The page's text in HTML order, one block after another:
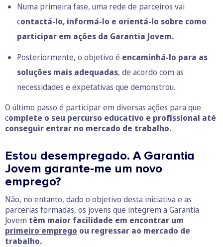
Numa primeira fase, uma rede de parceiros vai
contactá-lo, informá-lo e orientá-lo sobre como
participar em ações da Garantia Jovem.
Posteriormente, o objetivo é encaminhá-lo para as
soluções mais adequadas, de acordo com as
necessidades e expetativas que demonstrou.
O último passo é participar em diversas ações para que
complete o seu percurso educativo e profissional até
conseguir entrar no mercado de trabalho.
Estou desempregado. A Garantia
Jovem garante-me um novo
emprego?
Não, no entanto, dado o objetivo desta iniciativa e as
parcerias formadas, os jovens que integrem a Garantia
Jovem têm maior facilidade em encontrar um
primeiro emprego ou regressar ao mercado de
trabalho.